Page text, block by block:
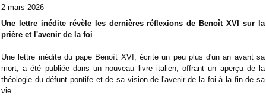
2 mars 2026
Une lettre inédite révèle les dernières réflexions de Benoît XVI sur la
prière et l'avenir de la foi
Une lettre inédite du pape Benoît XVI, écrite un peu plus d'un an avant sa
mort, a été publiée dans un nouveau livre italien, offrant un aperçu de la
théologie du défunt pontife et de sa vision de l'avenir de la foi à la fin de sa
vie.